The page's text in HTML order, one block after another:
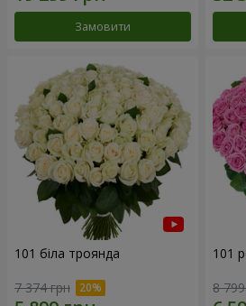
Замовити
101 біла троянда
7 374 грн
101
8